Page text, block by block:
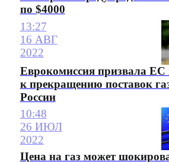
по $4000
13:27
16 АВГ
2022
Еврокомиссия призвала ЕС
к прекращению поставок
России
10:48
26 ИЮЛ
2022
Цена на газ может